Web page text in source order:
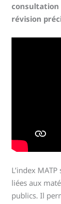
consultation
révision
L’index
liées aux
publics. Il